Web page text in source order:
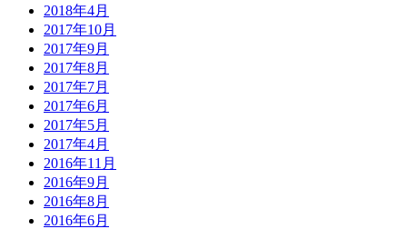
2018年4月
2017年10月
2017年9月
2017年8月
2017年7月
2017年6月
2017年5月
2017年4月
2016年11月
2016年9月
2016年8月
2016年6月